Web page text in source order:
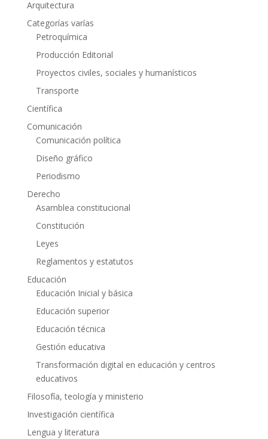
Arquitectura
Categorías varías
Petroquímica
Producción Editorial
Proyectos civiles, sociales y humanísticos
Transporte
Científica
Comunicación
Comunicación política
Diseño gráfico
Periodismo
Derecho
Asamblea constitucional
Constitución
Leyes
Reglamentos y estatutos
Educación
Educación Inicial y básica
Educación superior
Educación técnica
Gestión educativa
Transformación digital en educación y centros
educativos
Filosofía, teología y ministerio
Investigación científica
Lengua y literatura